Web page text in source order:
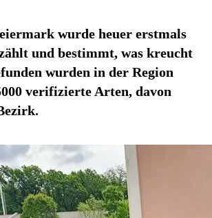
wurde heuer erstmals
und bestimmt, was kreucht
wurden in der Region
verifizierte Arten, davon